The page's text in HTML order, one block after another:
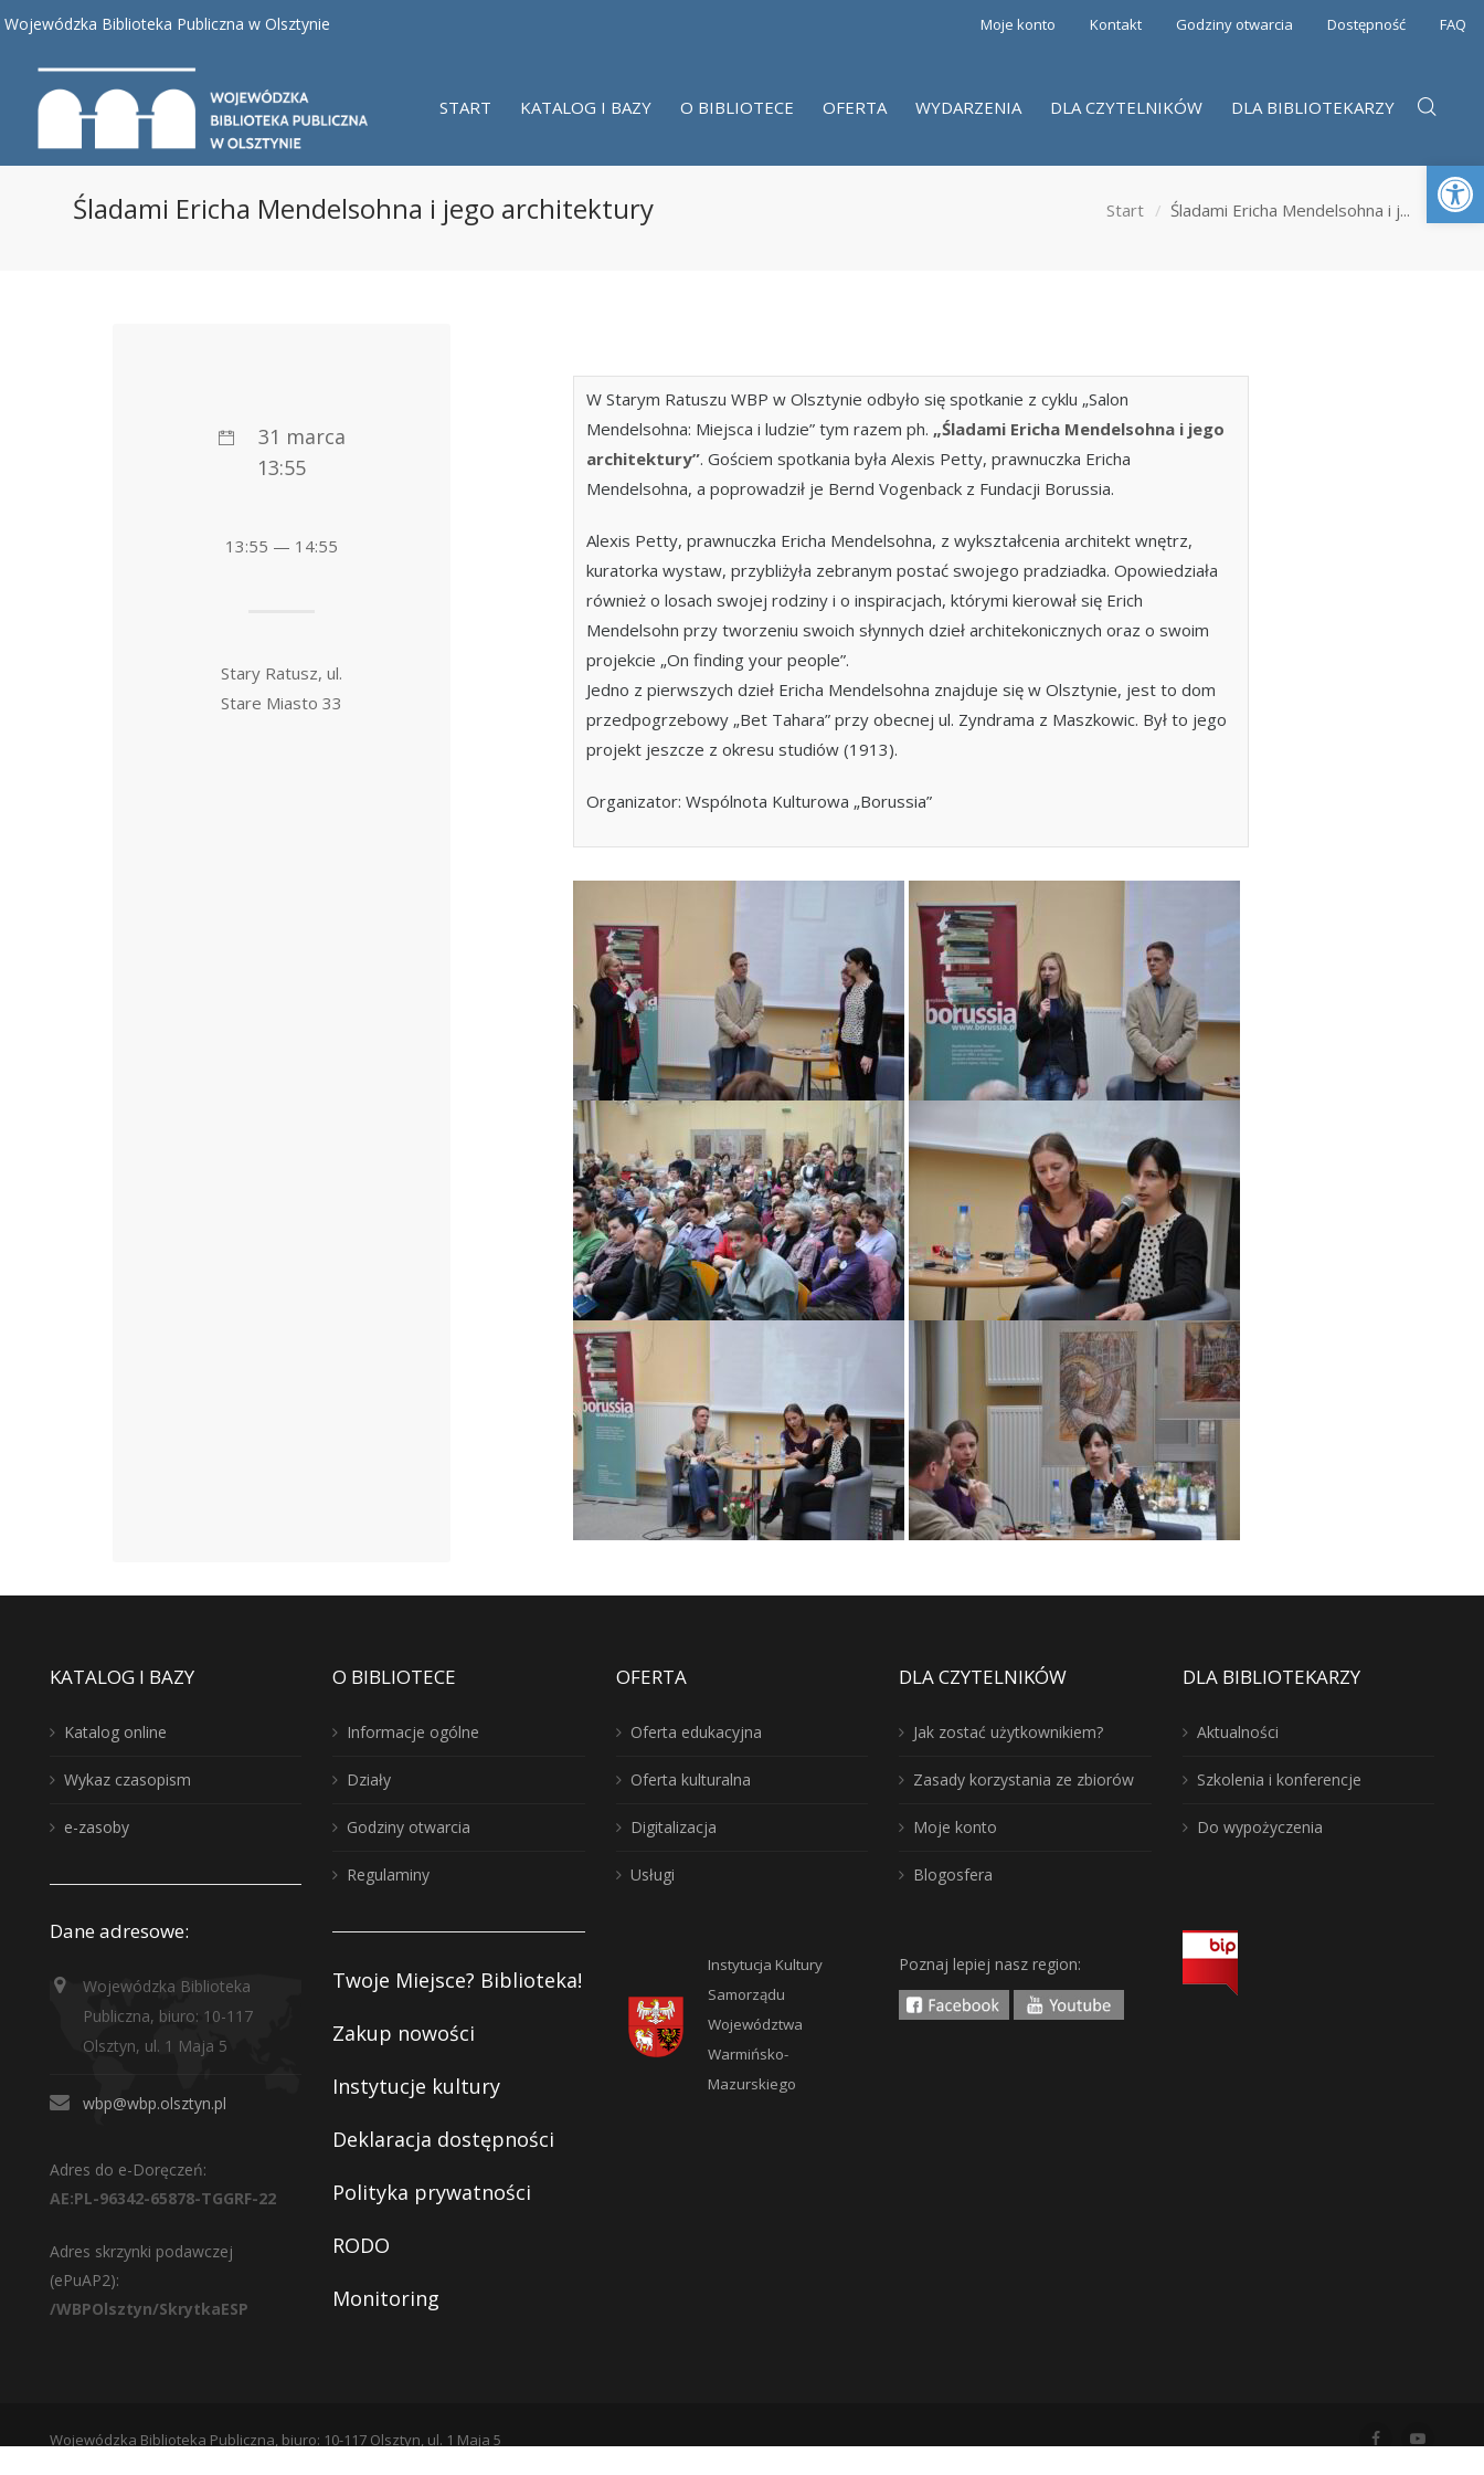
Wojewódzka Biblioteka Publiczna w Olsztynie Moje konto Kontakt Godziny otwarcia Dostępność FAQ
START KATALOG I BAZY O BIBLIOTECE OFERTA WYDARZENIA DLA CZYTELNIKÓW DLA BIBLIOTEKARZY
Śladami Ericha Mendelsohna i jego architektury Start Śladami Ericha Mendelsohna i j...
W Starym Ratuszu WBP w Olsztynie odbyło się spotkanie z cyklu „Salon
Mendelsohna: Miejsca i ludzie” tym razem ph. „Śladami Ericha Mendelsohna i jego
architektury”. Gościem spotkania była Alexis Petty, prawnuczka Ericha
Mendelsohna, a poprowadził je Bernd Vogenback z Fundacji Borussia.
Alexis Petty, prawnuczka Ericha Mendelsohna, z wykształcenia architekt wnętrz,
kuratorka wystaw, przybliżyła zebranym postać swojego pradziadka. Opowiedziała
również o losach swojej rodziny i o inspiracjach, którymi kierował się Erich
Mendelsohn przy tworzeniu swoich słynnych dzieł architekonicznych oraz o swoim
projekcie „On finding your people”.
Jedno z pierwszych dzieł Ericha Mendelsohna znajduje się w Olsztynie, jest to dom
przedpogrzebowy „Bet Tahara” przy obecnej ul. Zyndrama z Maszkowic. Był to jego
projekt jeszcze z okresu studiów (1913).
Organizator: Wspólnota Kulturowa „Borussia”
31 marca
13:55
13:55 — 14:55
Stary Ratusz, ul.
Stare Miasto 33
KATALOG I BAZY
Katalog online
Wykaz czasopism
e-zasoby
Dane adresowe:
Wojewódzka Biblioteka
Publiczna, biuro: 10-117
Olsztyn, ul. 1 Maja 5
wbp@wbp.olsztyn.pl
Adres do e-Doręczeń:
AE:PL-96342-65878-TGGRF-22
Adres skrzynki podawczej
(ePuAP2):
/WBPOlsztyn/SkrytkaESP
O BIBLIOTECE
Informacje ogólne
Działy
Godziny otwarcia
Regulaminy
Twoje Miejsce? Biblioteka!
Zakup nowości
Instytucje kultury
Deklaracja dostępności
Polityka prywatności
RODO
Monitoring
OFERTA
Oferta edukacyjna
Oferta kulturalna
Digitalizacja
Usługi
Instytucja Kultury
Samorządu
Województwa
Warmińsko-
Mazurskiego
DLA CZYTELNIKÓW
Jak zostać użytkownikiem?
Zasady korzystania ze zbiorów
Moje konto
Blogosfera
Poznaj lepiej nasz region:
DLA BIBLIOTEKARZY
Aktualności
Szkolenia i konferencje
Do wypożyczenia
Wojewódzka Biblioteka Publiczna, biuro: 10-117 Olsztyn, ul. 1 Maja 5